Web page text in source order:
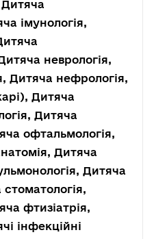
імунологія,
неврологія,
Дитяча нефрологія,
Дитяча
Дитяча
офтальмологія,
Дитяча
Дитяча
фтизіатрія,
інфекційні